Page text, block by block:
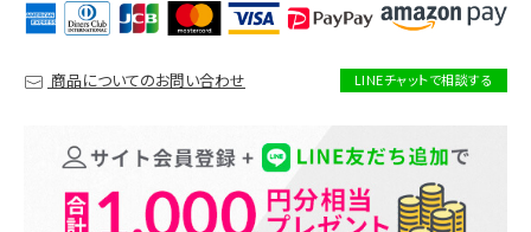
商品についてのお問い合わせ LINEチャットで相談する